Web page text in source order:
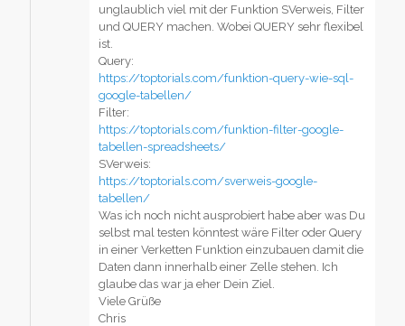
unglaublich viel mit der Funktion SVerweis, Filter
und QUERY machen. Wobei QUERY sehr flexibel
ist.
Query:
https://toptorials.com/funktion-query-wie-sql-
google-tabellen/
Filter:
https://toptorials.com/funktion-filter-google-
tabellen-spreadsheets/
SVerweis:
https://toptorials.com/sverweis-google-
tabellen/
Was ich noch nicht ausprobiert habe aber was Du
selbst mal testen könntest wäre Filter oder Query
in einer Verketten Funktion einzubauen damit die
Daten dann innerhalb einer Zelle stehen. Ich
glaube das war ja eher Dein Ziel.
Viele Grüße
Chris